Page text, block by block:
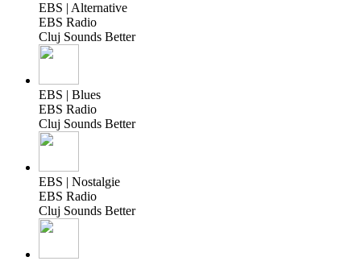
EBS | Alternative
EBS Radio
Cluj Sounds Better
EBS | Blues
EBS Radio
Cluj Sounds Better
EBS | Nostalgie
EBS Radio
Cluj Sounds Better